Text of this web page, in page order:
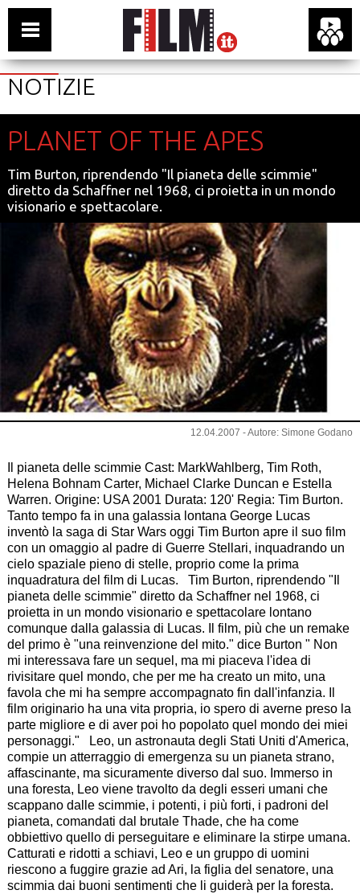
NOTIZIE
PLANET OF THE APES
Tim Burton, riprendendo "Il pianeta delle scimmie"
diretto da Schaffner nel 1968, ci proietta in un mondo
visionario e spettacolare.
12.04.2007 - Autore: Simone Godano
Il pianeta delle scimmie Cast: MarkWahlberg, Tim Roth,
Helena Bohnam Carter, Michael Clarke Duncan e Estella
Warren. Origine: USA 2001 Durata: 120' Regia: Tim Burton.
Tanto tempo fa in una galassia lontana George Lucas
inventò la saga di Star Wars oggi Tim Burton apre il suo film
con un omaggio al padre di Guerre Stellari, inquadrando un
cielo spaziale pieno di stelle, proprio come la prima
inquadratura del film di Lucas. Tim Burton, riprendendo "Il
pianeta delle scimmie" diretto da Schaffner nel 1968, ci
proietta in un mondo visionario e spettacolare lontano
comunque dalla galassia di Lucas. Il film, più che un remake
del primo è "una reinvenzione del mito." dice Burton " Non
mi interessava fare un sequel, ma mi piaceva l'idea di
rivisitare quel mondo, che per me ha creato un mito, una
favola che mi ha sempre accompagnato fin dall'infanzia. Il
film originario ha una vita propria, io spero di averne preso la
parte migliore e di aver poi ho popolato quel mondo dei miei
personaggi." Leo, un astronauta degli Stati Uniti d'America,
compie un atterraggio di emergenza su un pianeta strano,
affascinante, ma sicuramente diverso dal suo. Immerso in
una foresta, Leo viene travolto da degli esseri umani che
scappano dalle scimmie, i potenti, i più forti, i padroni del
pianeta, comandati dal brutale Thade, che ha come
obbiettivo quello di perseguitare e eliminare la stirpe umana.
Catturati e ridotti a schiavi, Leo e un gruppo di uomini
riescono a fuggire grazie ad Ari, la figlia del senatore, una
scimmia dai buoni sentimenti che li guiderà per la foresta.